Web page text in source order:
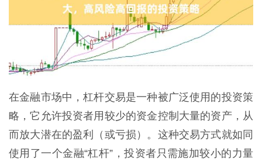
在金融市场中，杠杆交易是一种被广泛使用的投资策
略，它允许投资者用较少的资金控制大量的资产，从
而放大潜在的盈利（或亏损）。这种交易方式就如同
使用了一个金融“杠杆”，投资者只需施加较小的力量